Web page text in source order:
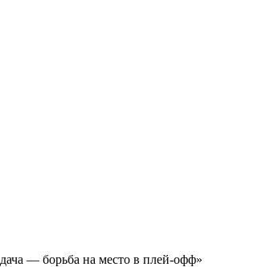
— борьба на место в плей-офф»